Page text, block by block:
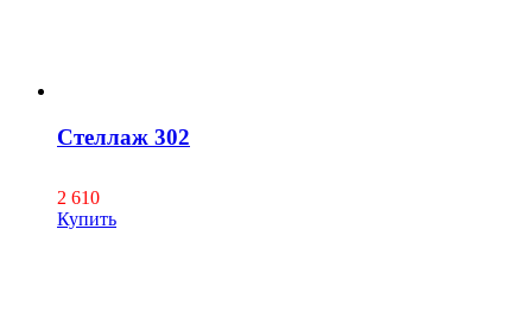
Стеллаж 302
2 610
Купить